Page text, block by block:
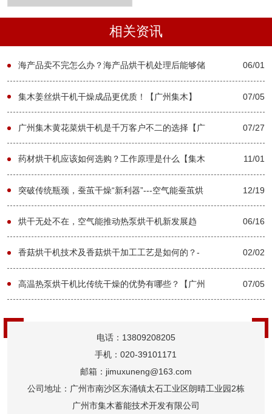
相关资讯
海产品卖不完怎么办？海产品烘干机处理后能够储
存多久？【广州集木】
06/01
集木姜丝烘干机干燥成品更优质！【广州集木】 07/05
广州集木黄花菜烘干机是千万客户不二的选择【广
州集木】
07/27
药材烘干机应该如何选购？工作原理是什么【集木
烘干】
11/01
突破传统瓶颈，蚕茧干燥“新利器”---空气能蚕茧烘
干机-[集木烘干]
12/19
烘干无处不在，空气能推动热泵烘干机新发展趋
势-[集木烘干]
06/16
香菇烘干机技术及香菇烘干加工工艺是如何的？-
[集木烘干]
02/02
高温热泵烘干机比传统干燥的优势有哪些？【广州 07/05
电话：13809208205
手机：020-39101171
邮箱：jimuxuneng@163.com
公司地址：广州市南沙区东涌镇太石工业区朗晴工业园2栋
广州市集木蓄能技术开发有限公司